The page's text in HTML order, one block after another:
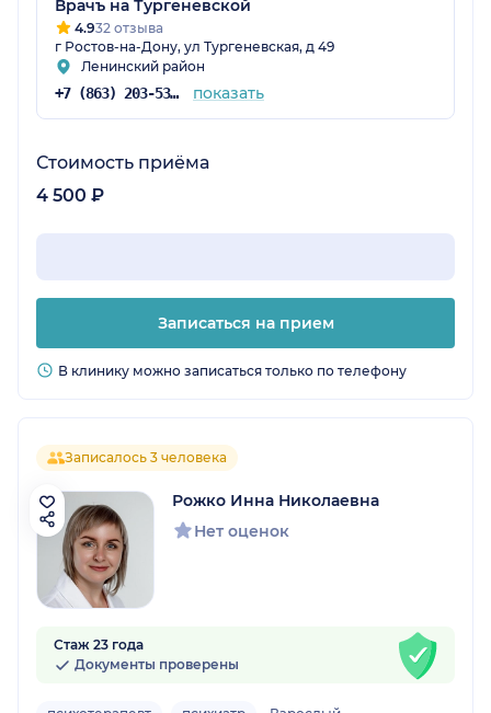
Врачъ на Тургеневской
4.932 отзыва
г Ростов-на-Дону, ул Тургеневская, д 49
Ленинский район
+7 (863) 203-53-57 показать
Стоимость приёма
4 500 ₽
Записаться на прием
В клинику можно записаться только по телефону
Записалось 3 человека
Рожко Инна Николаевна
Нет оценок
Стаж 23 года
Документы проверены